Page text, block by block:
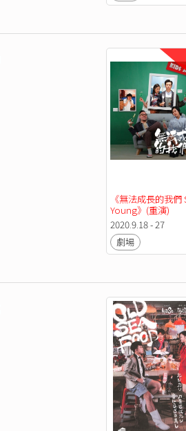
《無法成長的我們
Young》(重演)
2020.9.18 - 27
劇場